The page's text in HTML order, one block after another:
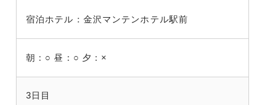
宿泊ホテル：金沢マンテンホテル駅前
朝：○ 昼：○ 夕：×
3日目